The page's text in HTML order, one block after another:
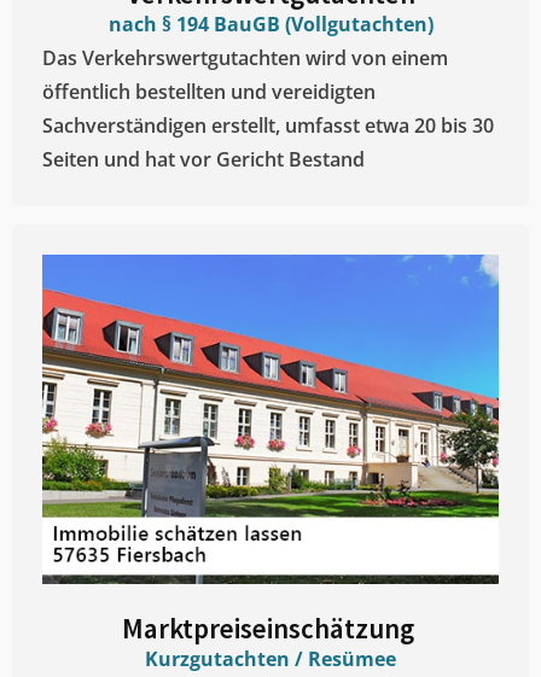
nach § 194 BauGB (Vollgutachten)
Das Verkehrswertgutachten wird von einem
öffentlich bestellten und vereidigten
Sachverständigen erstellt, umfasst etwa 20 bis 30
Seiten und hat vor Gericht Bestand
Marktpreiseinschätzung ​
Kurzgutachten / Resümee